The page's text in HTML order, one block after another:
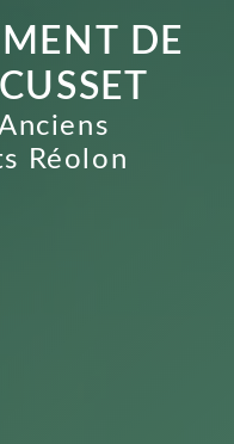
DE
Réolon